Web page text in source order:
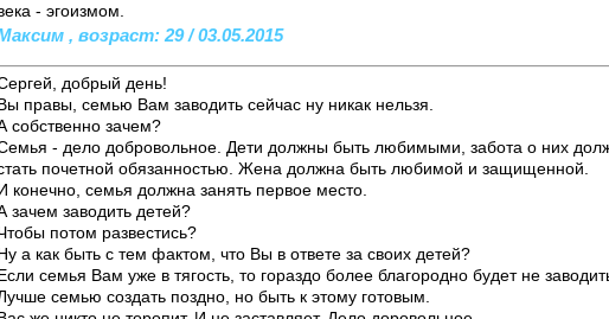
- эгоизмом.
, возраст: 29 / 03.05.2015
добрый день!
правы, семью Вам заводить сейчас ну никак нельзя.
собственно зачем?
- дело добровольное. Дети должны быть любимыми, забота о них
почетной обязанностью. Жена должна быть любимой и защищенной.
конечно, семья должна занять первое место.
зачем заводить детей?
потом развестись?
а как быть с тем фактом, что Вы в ответе за своих детей?
семья Вам уже в тягость, то гораздо более благородно будет не
семью создать поздно, но быть к этому готовым.